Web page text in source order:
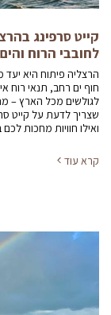
קייט סרפינג
לחובבי הרוח והים
הרצליה פיתוח היא יעד
חוף ים רחב, תנאי רוח
לגולשים מכל הארץ –
שצריך לדעת על קייט
ואילו חוויות מחכות לכם
קרא עוד